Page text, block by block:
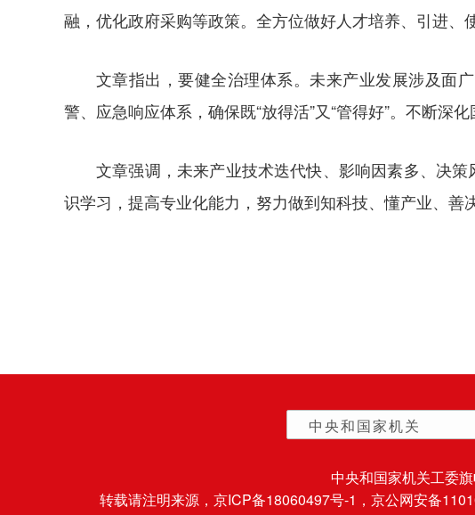
融，优化政府采购等政策。全方位做好人才培养、引进、
文章指出，要健全治理体系。未来产业发展涉及面
警、应急响应体系，确保既“放得活”又“管得好”。不断深
文章强调，未来产业技术迭代快、影响因素多、决
识学习，提高专业化能力，努力做到知科技、懂产业、善决
中央和国家机关
中央和国家机关工委
转载请注明来源， 京ICP备18060497号-1 ，京公网安备